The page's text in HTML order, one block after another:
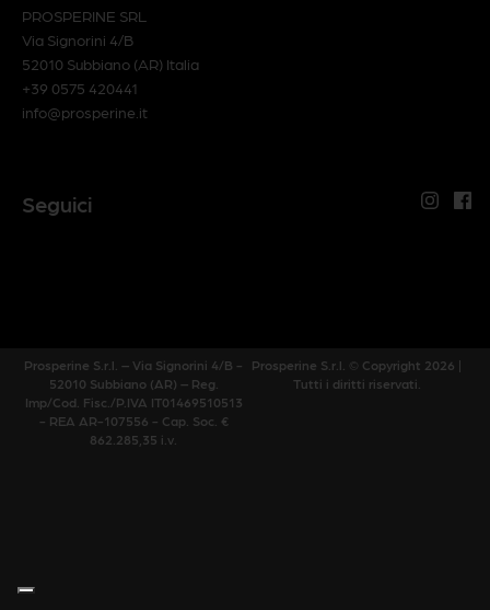
PROSPERINE SRL
Via Signorini 4/B
52010 Subbiano (AR) Italia
+39 0575 420441
info@prosperine.it
Seguici
Prosperine S.r.l. – Via Signorini 4/B -
52010 Subbiano (AR) – Reg.
Imp/Cod. Fisc./P.IVA IT01469510513
- REA AR-107556 - Cap. Soc. €
862.285,35 i.v.
Prosperine S.r.l. © Copyright 2026 |
Tutti i diritti riservati.